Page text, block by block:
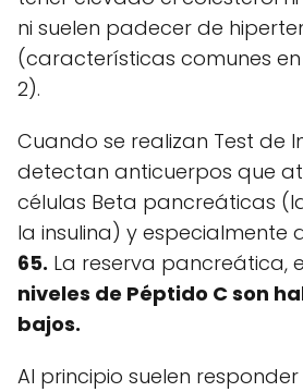
ni suelen padecer de
(características comunes
2).
Cuando se realizan Test de
detectan anticuerpos que
células Beta pancreáticas
la insulina) y especialmente
65. La reserva pancreática,
niveles de Péptido C son
bajos.
Al principio suelen